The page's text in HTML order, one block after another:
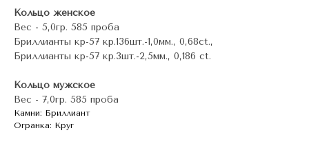
Кольцо женское
Вес - 5,0гр. 585 проба
Бриллианты кр-57 кр.136шт.-1,0мм., 0,68ct.,
Бриллианты кр-57 кр.3шт.-2,5мм., 0,186 ct.
Кольцо мужское
Вес - 7,0гр. 585 проба
Камни: Бриллиант
Огранка: Круг